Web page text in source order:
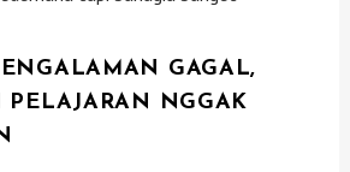
GAGAL,
PELAJARAN NGGAK